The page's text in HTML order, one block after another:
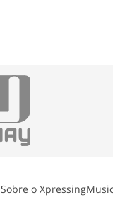
Sobre o XpressingMusic